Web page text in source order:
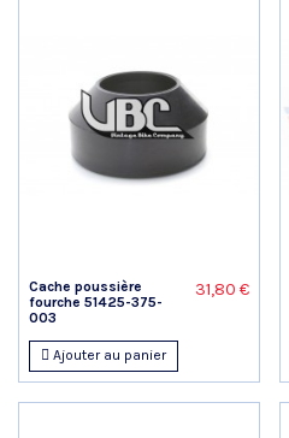
Cache poussière
fourche 51425-375-
003
31,80 €
Ajouter au panier